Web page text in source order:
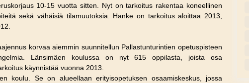
10-15 vuotta sitten. Nyt on tarkoitus rakentaa koneellinen
sekä vähäisiä tilamuutoksia. Hanke on tarkoitus aloittaa 2013,
korvaa aiemmin suunnitellun Pallastunturintien opetuspisteen
Länsimäen koulussa on nyt 615 oppilasta, joista osa
käynnistää vuonna 2013.
koulu. Se on alueellaan erityisopetuksen osaamiskeskus, jossa